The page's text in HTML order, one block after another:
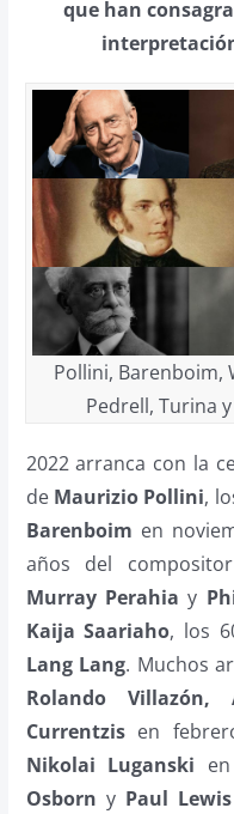
que han
Pollini, Barenboim,
Pedrell, Turina
2022 arranca con la
de Maurizio Pollini,
Barenboim en
años del compositor
Murray Perahia y
Kaija Saariaho, los
Lang Lang. Muchos
Rolando Villazón,
Currentzisen
Nikolai Luganski
Osborn yPaul Lewis